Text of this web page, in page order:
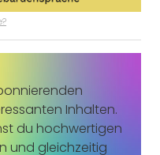
Inhalten.
du hochwertigen
und gleichzeitig